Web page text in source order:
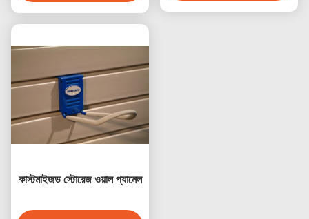
কাস্টমাইজড স্টোরেজ ওয়াল প্যানেল